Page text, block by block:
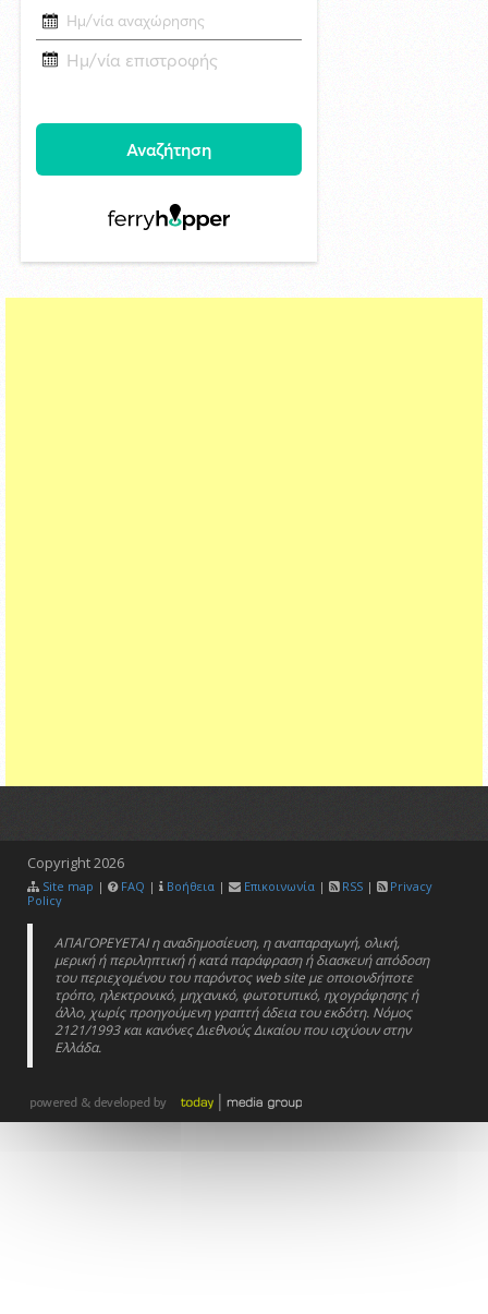
Copyright2026
Site map | FAQ | Βοήθεια | Επικοινωνία | RSS |
Privacy
Policy
ΑΠΑΓΟΡΕΥΕΤΑΙ η αναδημοσίευση, η αναπαραγωγή, ολική,
μερική ή περιληπτική ή κατά παράφραση ή διασκευή απόδοση
του περιεχομένου του παρόντος web site με οποιονδήποτε
τρόπο, ηλεκτρονικό, μηχανικό, φωτοτυπικό, ηχογράφησης ή
άλλο, χωρίς προηγούμενη γραπτή άδεια του εκδότη. Νόμος
2121/1993 και κανόνες Διεθνούς Δικαίου που ισχύουν στην
Ελλάδα.